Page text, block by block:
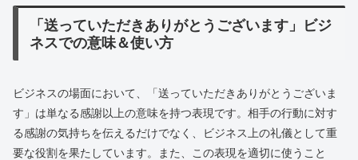
「送っていただきありがとうございます」ビジ
ネスでの意味＆使い方
ビジネスの場面において、「送っていただきありがとうございま
す」は単なる感謝以上の意味を持つ表現です。相手の行動に対す
る感謝の気持ちを伝えるだけでなく、ビジネス上の礼儀として重
要な役割を果たしています。また、この表現を適切に使うこと